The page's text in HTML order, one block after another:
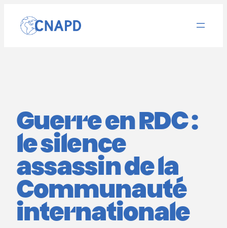
contenu
Guerre en RDC :
le silence
assassin de la
Communauté
internationale